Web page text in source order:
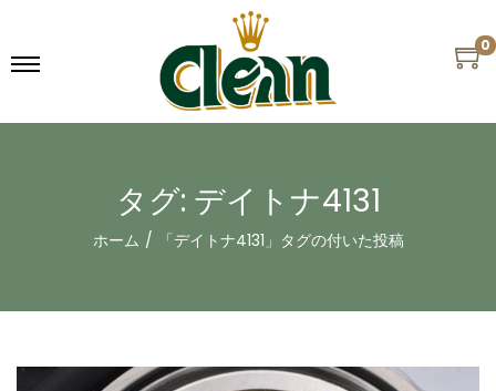
0
タグ: デイトナ4131
ホーム / 「デイトナ4131」タグの付いた投稿